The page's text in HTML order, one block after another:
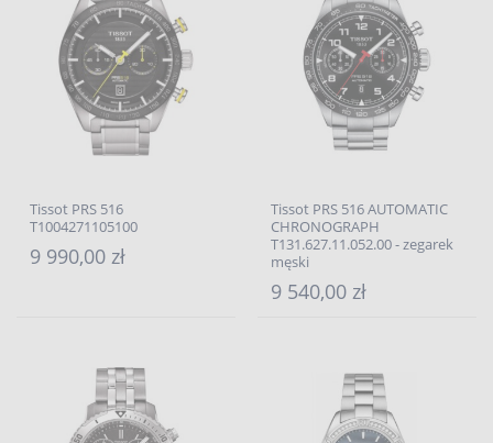
Tissot PRS 516
T1004271105100
9 990,00 zł
Tissot PRS 516 AUTOMATIC
CHRONOGRAPH
T131.627.11.052.00 - zegarek
męski
9 540,00 zł